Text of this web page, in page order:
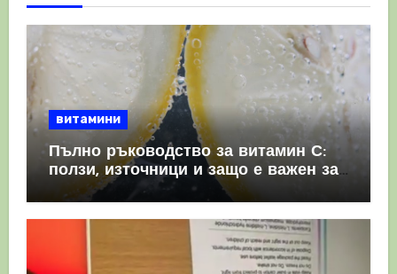
витамини
Пълно ръководство за витамин С:
ползи, източници и защо е важен за
имунната система